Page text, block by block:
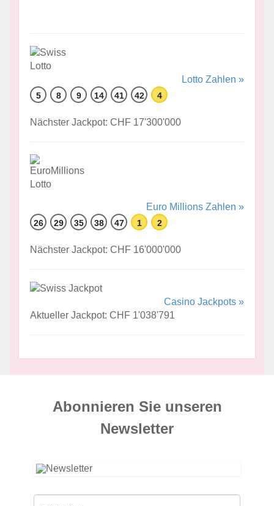
Lotto Zahlen »
5 8 9 14 41 42 4
Nächster Jackpot: CHF 17'300'000
Euro Millions Zahlen »
26 29 35 38 47 1 2
Nächster Jackpot: CHF 16'000'000
Casino Jackpots »
Aktueller Jackpot: CHF 1'038'791
Abonnieren Sie unseren
News­letter